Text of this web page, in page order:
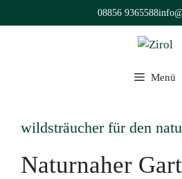
Inhalt
08856 9365588
Menü
wildsträucher für den
Naturnaher